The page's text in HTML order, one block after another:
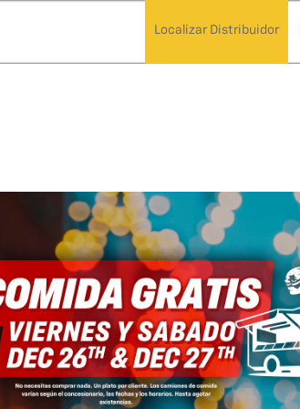
Localizar Distribuidor